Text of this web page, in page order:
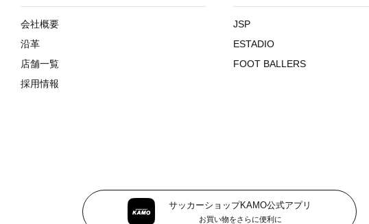
会社概要
沿革
店舗一覧
採用情報
JSP
ESTADIO
FOOT BALLERS
サッカーショップKAMO公式アプリ
お買い物をさらに便利に